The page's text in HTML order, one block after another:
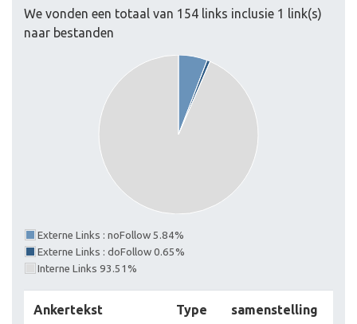
We vonden een totaal van 154 links inclusie 1 link(s)
naar bestanden
Externe Links : noFollow 5.84%
Externe Links : doFollow 0.65%
Interne Links 93.51%
Ankertekst Type samenstelling